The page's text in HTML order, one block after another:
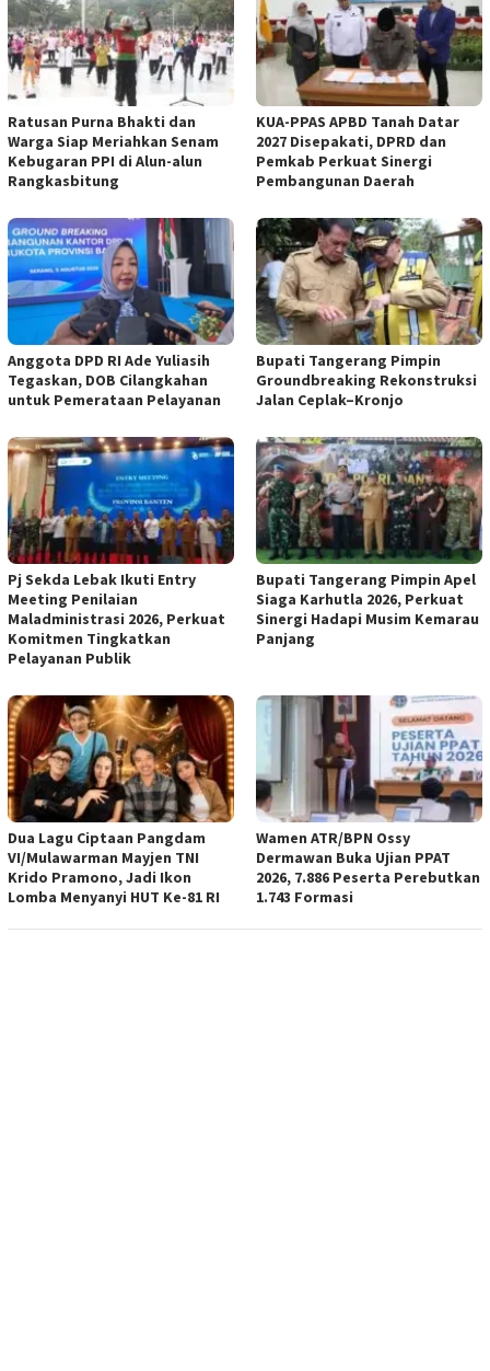
Ratusan Purna Bhakti dan
Warga Siap Meriahkan Senam
Kebugaran PPI di Alun-alun
Rangkasbitung
KUA-PPAS APBD Tanah Datar
2027 Disepakati, DPRD dan
Pemkab Perkuat Sinergi
Pembangunan Daerah
Anggota DPD RI Ade Yuliasih
Tegaskan, DOB Cilangkahan
untuk Pemerataan Pelayanan
Bupati Tangerang Pimpin
Groundbreaking Rekonstruksi
Jalan Ceplak–Kronjo
Pj Sekda Lebak Ikuti Entry
Meeting Penilaian
Maladministrasi 2026, Perkuat
Komitmen Tingkatkan
Pelayanan Publik
Bupati Tangerang Pimpin Apel
Siaga Karhutla 2026, Perkuat
Sinergi Hadapi Musim Kemarau
Panjang
Dua Lagu Ciptaan Pangdam
VI/Mulawarman Mayjen TNI
Krido Pramono, Jadi Ikon
Lomba Menyanyi HUT Ke-81 RI
Wamen ATR/BPN Ossy
Dermawan Buka Ujian PPAT
2026, 7.886 Peserta Perebutkan
1.743 Formasi